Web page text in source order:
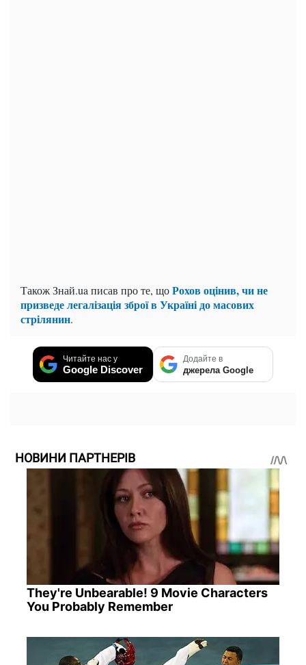
Також Знай.ua писав про те, щоРохов оцінив, чи не
призведе легалізація зброї в Україні до масових
стрілянин.
Читайте нас у
Google Discover
Додайте в
джерела Google
НОВИНИ ПАРТНЕРІВ
They're Unbearable! 9 Movie Characters
You Probably Remember